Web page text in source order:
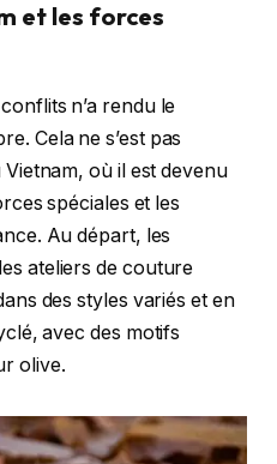
et les forces
n’a rendu le
Cela ne s’est pas
où il est devenu
spéciales et les
Au départ, les
ateliers de couture
des styles variés et en
avec des motifs
olive.